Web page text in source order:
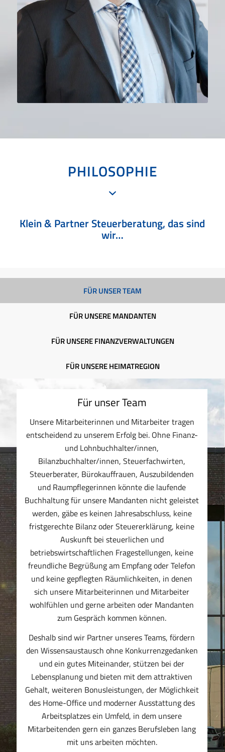
PHILOSOPHIE
Klein & Partner Steuerberatung, das sind
wir…
FÜR UNSER TEAM
FÜR UNSERE MANDANTEN
FÜR UNSERE FINANZVERWALTUNGEN
FÜR UNSERE HEIMATREGION
Für unser Team
Unsere Mitarbeiterinnen und Mitarbeiter tragen
entscheidend zu unserem Erfolg bei. Ohne Finanz-
und Lohnbuchhalter/innen,
Bilanzbuchhalter/innen, Steuerfachwirten,
Steuerberater, Bürokauffrauen, Auszubildenden
und Raumpflegerinnen könnte die laufende
Buchhaltung für unsere Mandanten nicht geleistet
werden, gäbe es keinen Jahresabschluss, keine
fristgerechte Bilanz oder Steuererklärung, keine
Auskunft bei steuerlichen und
betriebswirtschaftlichen Fragestellungen, keine
freundliche Begrüßung am Empfang oder Telefon
und keine gepflegten Räumlichkeiten, in denen
sich unsere Mitarbeiterinnen und Mitarbeiter
wohlfühlen und gerne arbeiten oder Mandanten
zum Gespräch kommen können.
Deshalb sind wir Partner unseres Teams, fördern
den Wissensaustausch ohne Konkurrenzgedanken
und ein gutes Miteinander, stützen bei der
Lebensplanung und bieten mit dem attraktiven
Gehalt, weiteren Bonusleistungen, der Möglichkeit
des Home-Office und moderner Ausstattung des
Arbeitsplatzes ein Umfeld, in dem unsere
Mitarbeitenden gern ein ganzes Berufsleben lang
mit uns arbeiten möchten.